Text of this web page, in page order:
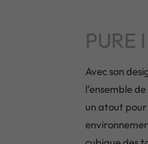
PURE I
Avec son
l’ensemble
un atout